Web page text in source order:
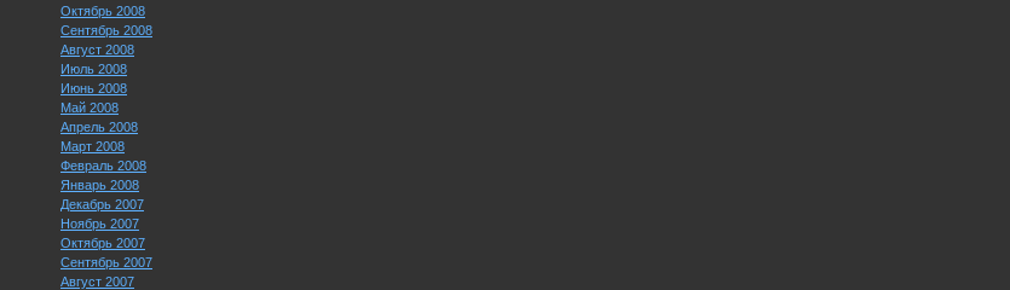
Октябрь 2008
Сентябрь 2008
Август 2008
Июль 2008
Июнь 2008
Май 2008
Апрель 2008
Март 2008
Февраль 2008
Январь 2008
Декабрь 2007
Ноябрь 2007
Октябрь 2007
Сентябрь 2007
Август 2007